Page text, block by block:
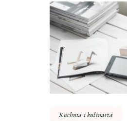
Nawigacja
wpisu
Kuchnia i kulinaria